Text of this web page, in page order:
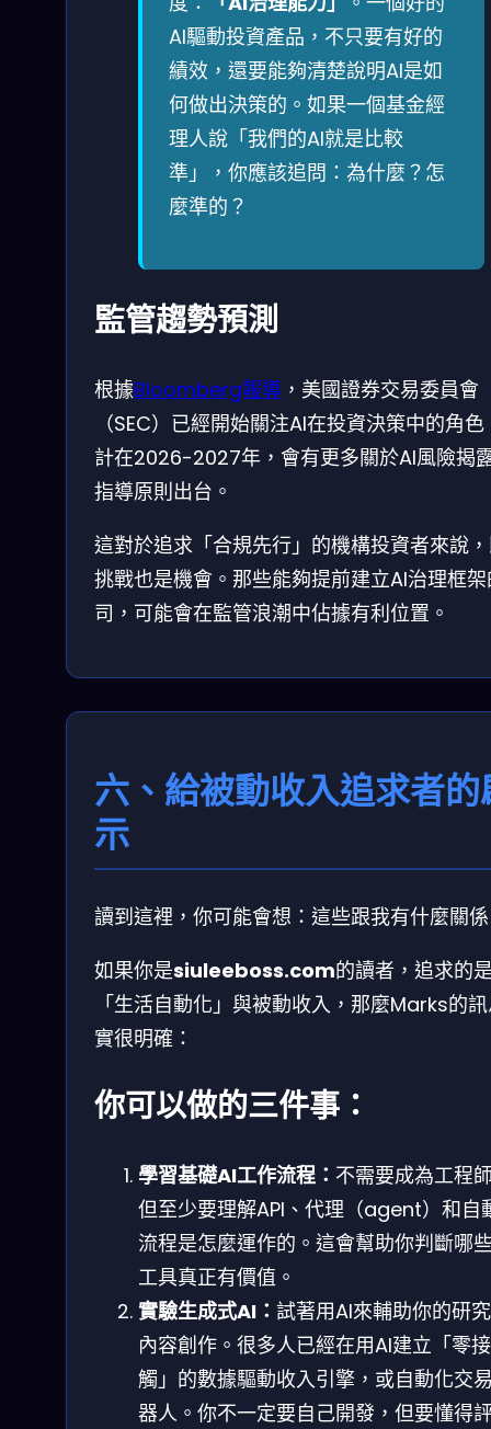
AI驅動投資產品，不只要有好的
績效，還要能夠清楚說明AI是如
何做出決策的。如果一個基金經
理人說「我們的AI就是比較
準」，你應該追問：為什麼？怎
麼準的？
監管趨勢預測
根據Bloomberg報導 ，美國證券交易委員會
（SEC）已經開始關注AI在投資決策中的角
計在2026-2027年，會有更多關於AI風險揭
指導原則出台。
這對於追求「合規先行」的機構投資者來說
挑戰也是機會。那些能夠提前建立AI治理框
司，可能會在監管浪潮中佔據有利位置。
六、給被動收入追求者的
示
讀到這裡，你可能會想：這些跟我有什麼關
如果你是siuleeboss.com的讀者，追求的
「生活自動化」與被動收入，那麼Marks的
實很明確：
你可以做的三件事：
學習基礎AI工作流程： 不需要成為工程
但至少要理解API、代理（agent）和自
流程是怎麼運作的。這會幫助你判斷哪
工具真正有價值。
實驗生成式AI： 試著用AI來輔助你的研
內容創作。很多人已經在用AI建立「零接
觸」的數據驅動收入引擎，或自動化交
器人。你不一定要自己開發，但要懂得